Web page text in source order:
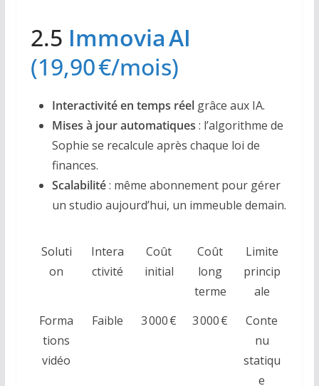
2.5 Immovia AI
(19,90 €/mois)
Interactivité en temps réelgrâce aux IA.
Mises à jour automatiques : l’algorithme de
Sophie se recalcule après chaque loi de
finances.
Scalabilité: même abonnement pour gérer
un studio aujourd’hui, un immeuble demain.
Soluti
on
Intera
ctivité
Coût
initial
Coût
long
terme
Limite
princip
ale
Forma
tions
vidéo
Faible 3 000 € 3 000 €
Conte
nu
statiqu
e